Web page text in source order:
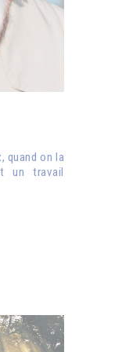
quand on la
un travail